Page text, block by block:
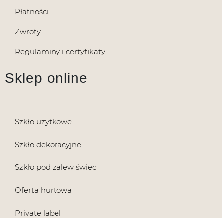
Płatności
Zwroty
Regulaminy i certyfikaty
Sklep online
Szkło użytkowe
Szkło dekoracyjne
Szkło pod zalew świec
Oferta hurtowa
Private label